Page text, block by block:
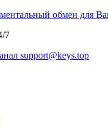
обмен для
7
support@keys.top